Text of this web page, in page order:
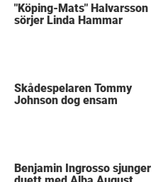
"Köping-Mats" Halvarsson
sörjer Linda Hammar
Skådespelaren Tommy
Johnson dog ensam
Benjamin Ingrosso sjunger